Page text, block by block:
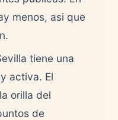
menos, asi que
tiene una
activa. El
orilla del
de